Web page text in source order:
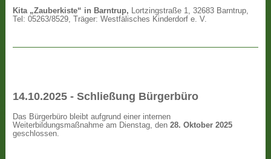
Kita „Zauberkiste“ in Barntrup, Lortzingstraße 1, 32683 Barntrup,
Tel: 05263/8529, Träger: Westfälisches Kinderdorf e. V.
14.10.2025 - Schließung Bürgerbüro
Das Bürgerbüro bleibt aufgrund einer internen
Weiterbildungsmaßnahme am Dienstag, den28. Oktober 2025
geschlossen.